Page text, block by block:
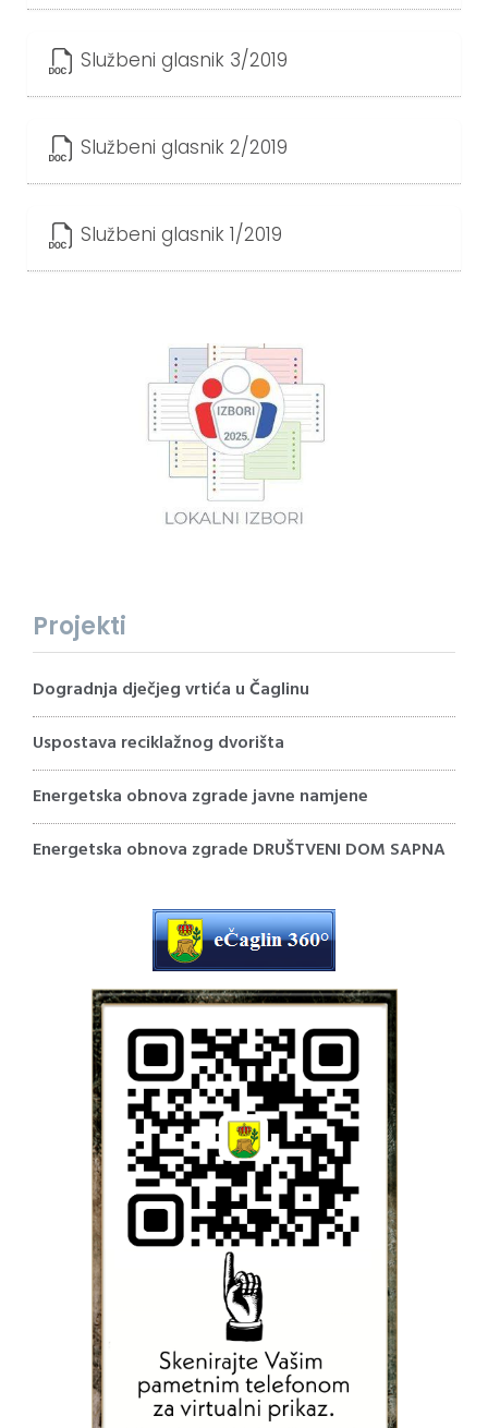
Službeni glasnik 3/2019
Službeni glasnik 2/2019
Službeni glasnik 1/2019
Projekti
Dogradnja dječjeg vrtića u Čaglinu
Uspostava reciklažnog dvorišta
Energetska obnova zgrade javne namjene
Energetska obnova zgrade DRUŠTVENI DOM SAPNA